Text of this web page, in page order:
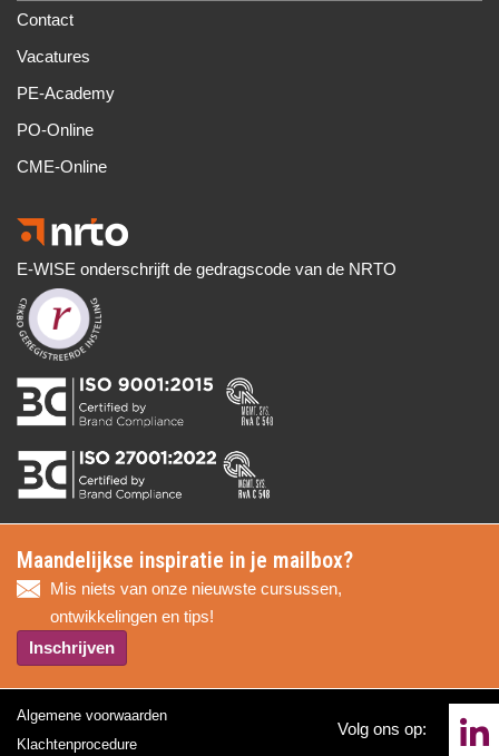
Contact
Vacatures
PE-Academy
PO-Online
CME-Online
E-WISE onderschrijft de gedragscode van de NRTO
Maandelijkse inspiratie in je mailbox?
Mis niets van onze nieuwste cursussen,
ontwikkelingen en tips!
Inschrijven
Algemene voorwaarden
Klachtenprocedure
Volg ons op: